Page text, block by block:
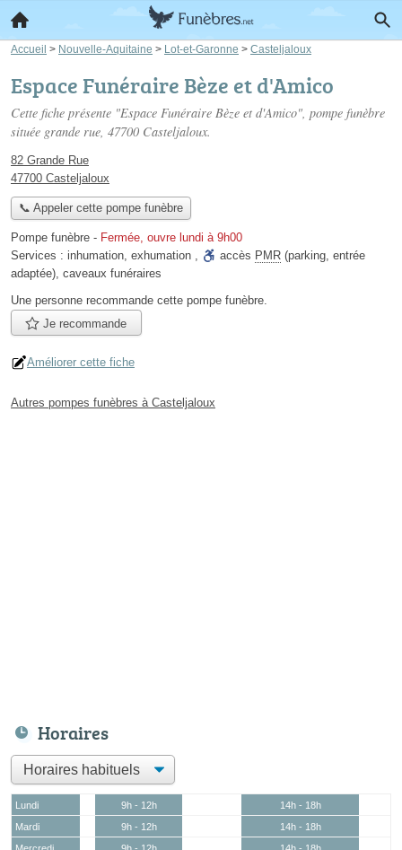
Accueil > Nouvelle-Aquitaine > Lot-et-Garonne > Casteljaloux
Espace Funéraire Bèze et d'Amico
Cette fiche présente "Espace Funéraire Bèze et d'Amico", pompe funèbre
située grande rue, 47700 Casteljaloux.
82 Grande Rue
47700 Casteljaloux
📞 Appeler cette pompe funèbre
Pompe funèbre - Fermée, ouvre lundi à 9h00
Services : inhumation, exhumation , accès PMR (parking, entrée
adaptée), caveaux funéraires
Une personne recommande cette pompe funèbre.
Je recommande
Améliorer cette fiche
Autres pompes funèbres à Casteljaloux
Horaires
Lundi 9h - 12h
14h - 18h
Mardi
9h - 12h
14h - 18h